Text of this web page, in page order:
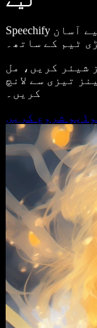
Speechify اسٹوڈیو ہر قسم کی تخلیقی ٹیم کے لیے آسان
ٹیم کے ساتھ۔
شیئر کریں، مل
تیزی سے لانچ
کریں۔
شروع کریں